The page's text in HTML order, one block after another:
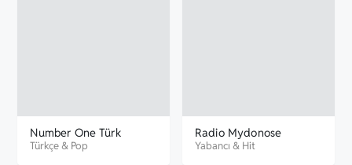
Number One Türk
Türkçe& Pop
Radio Mydonose
Yabancı & Hit